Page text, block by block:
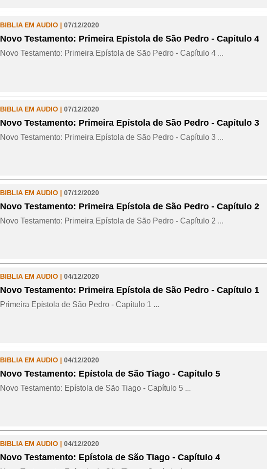
BIBLIA EM AUDIO | 07/12/2020
Novo Testamento: Primeira Epístola de São Pedro - Capítulo 4
Novo Testamento: Primeira Epístola de São Pedro - Capítulo 4 ...
BIBLIA EM AUDIO | 07/12/2020
Novo Testamento: Primeira Epístola de São Pedro - Capítulo 3
Novo Testamento: Primeira Epístola de São Pedro - Capítulo 3 ...
BIBLIA EM AUDIO | 07/12/2020
Novo Testamento: Primeira Epístola de São Pedro - Capítulo 2
Novo Testamento: Primeira Epístola de São Pedro - Capítulo 2 ...
BIBLIA EM AUDIO | 04/12/2020
Novo Testamento: Primeira Epístola de São Pedro - Capítulo 1
Primeira Epístola de São Pedro - Capítulo 1 ...
BIBLIA EM AUDIO | 04/12/2020
Novo Testamento: Epístola de São Tiago - Capítulo 5
Novo Testamento: Epístola de São Tiago - Capítulo 5 ...
BIBLIA EM AUDIO | 04/12/2020
Novo Testamento: Epístola de São Tiago - Capítulo 4